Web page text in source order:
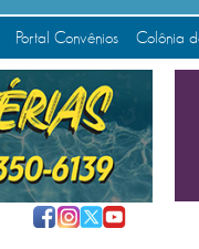
Portal Convênios Colônia